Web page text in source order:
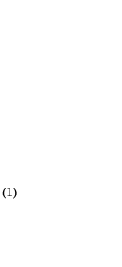
(1)